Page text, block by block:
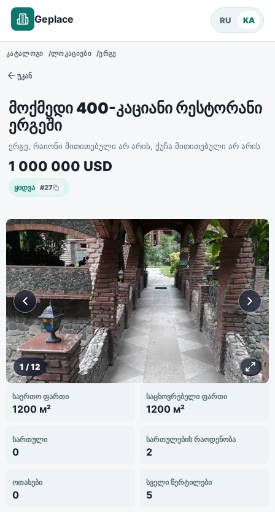
Geplace RU KA
ᲙᲐᲢᲐᲚᲝᲒᲘ ᲚᲝᲙᲐᲪᲘᲔᲑᲘ ᲔᲠᲒᲔ
უკან
მოქმედი 400-კაციანი რესტორანი
ერგეში
ერგე, რაიონი მითითებული არ არის, ქუჩა მითითებული არ არის
1 000 000 USD
ყიდვა #27
1 /12
საერთო ფართი
1200 м²
საცხოვრებელი ფართი
1200 м²
სართული
0
სართულების რაოდენობა
2
ოთახები
0
სველი წერტილები
5